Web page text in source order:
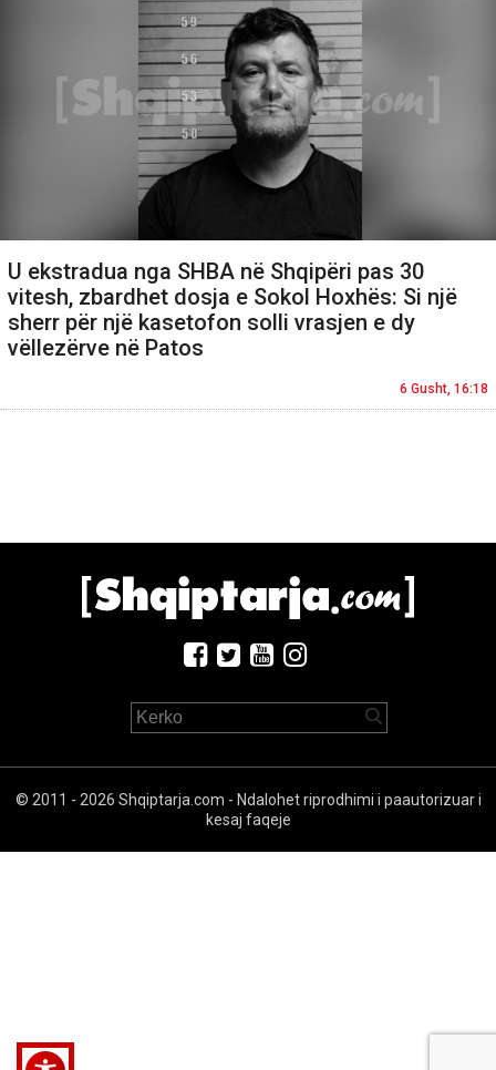
U ekstradua nga SHBA në Shqipëri pas 30
vitesh, zbardhet dosja e Sokol Hoxhës: Si një
sherr për një kasetofon solli vrasjen e dy
vëllezërve në Patos
6 Gusht, 16:18
© 2011 - 2026 Shqiptarja.com - Ndalohet riprodhimi i paautorizuar i
kesaj faqeje